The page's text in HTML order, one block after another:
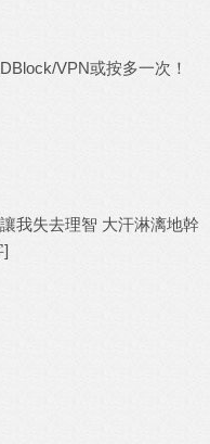
VPN或按多一次！
我失去理智 大汗淋漓地幹
]